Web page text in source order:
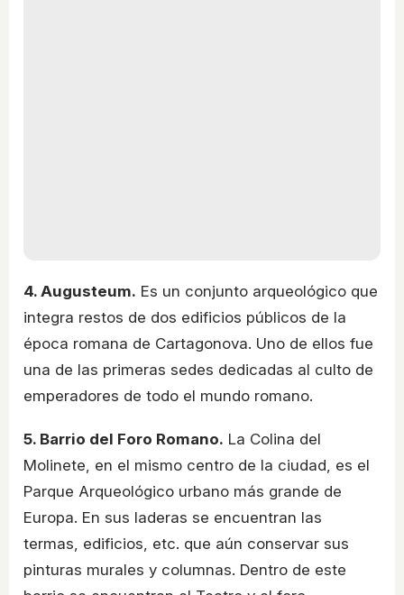
4. Augusteum. Es un conjunto arqueológico que
integra restos de dos edificios públicos de la
época romana de Cartagonova. Uno de ellos fue
una de las primeras sedes dedicadas al culto de
emperadores de todo el mundo romano.
5. Barrio del Foro Romano. La Colina del
Molinete, en el mismo centro de la ciudad, es el
Parque Arqueológico urbano más grande de
Europa. En sus laderas se encuentran las
termas, edificios, etc. que aún conservar sus
pinturas murales y columnas. Dentro de este